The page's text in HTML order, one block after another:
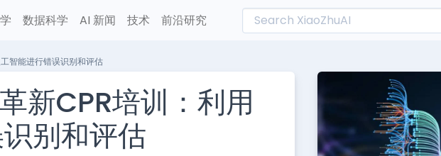
数据科学 AI 新闻 技术 前沿研究
智能进行错误识别和评估
新CPR培训：利用
别和评估